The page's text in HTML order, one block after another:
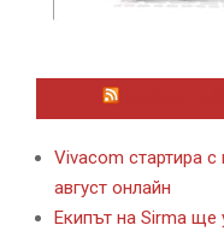
Vivacom стартира
август онлайн
Екипът на Sirma ще